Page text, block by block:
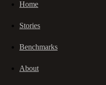
Home
Stories
Benchmarks
About